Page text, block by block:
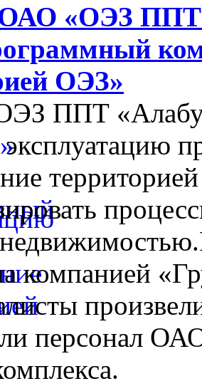
«ОЭЗ ППТ
ОЭЗ»
ППТ
компанией
персонал